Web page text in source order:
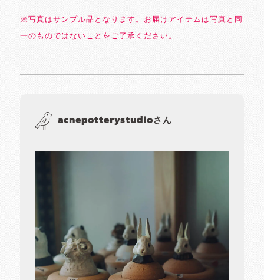
※写真はサンプル品となります。お届けアイテムは写真と同
一のものではないことをご了承ください。
acnepotterystudioさん